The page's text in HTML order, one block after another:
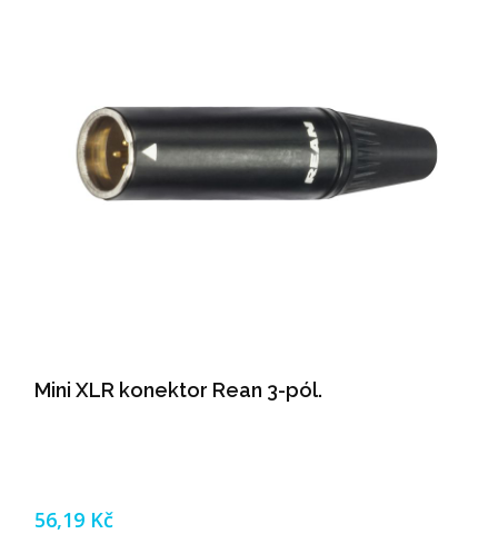
Mini XLR konektor Rean 3-pól.
56,19 Kč